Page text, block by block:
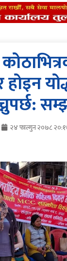
२४ फाल्गुन २०७८